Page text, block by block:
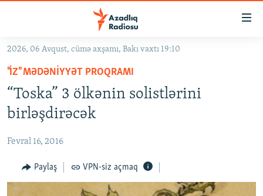
Əsas
qayıt
Əsas
naviqasiyaya
qayıt
Axtarışa
GÜNDƏM
#İZAHLA
KORRUPSIOMETR
#ƏSLINDƏ
FƏRQƏ BAX
QANUNI DOĞRU
2026, 06 Avqust, cümə axşamı, Bakı vaxtı 19:10
"İZ" MƏDƏNIYYƏT PROQRAMI
“Toska” 3 ölkənin solistlərini
birləşdirəcək
Fevral 16, 2016
Paylaş VPN-siz açmaq